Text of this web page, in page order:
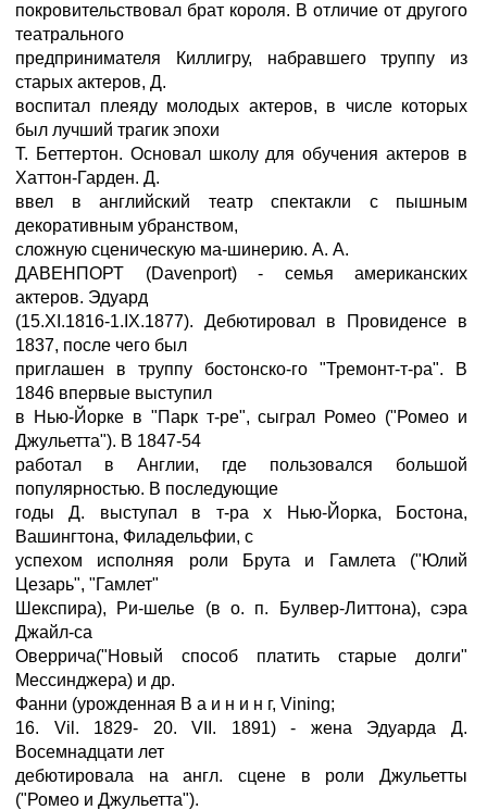
покровительствовал брат короля. В отличие от другого
театрального
предпринимателя Киллигру, набравшего труппу из
старых актеров, Д.
воспитал плеяду молодых актеров, в числе которых
был лучший трагик эпохи
Т. Беттертон. Основал школу для обучения актеров в
Хаттон-Гарден. Д.
ввел в английский театр спектакли с пышным
декоративным убранством,
сложную сценическую ма-шинерию. А. А.
ДАВЕНПОРТ (Davenport) - семья американских
актеров. Эдуард
(15.XI.1816-1.IX.1877). Дебютировал в Провиденсе в
1837, после чего был
приглашен в труппу бостонско-го "Тремонт-т-ра". В
1846 впервые выступил
в Нью-Йорке в "Парк т-ре", сыграл Ромео ("Ромео и
Джульетта"). В 1847-54
работал в Англии, где пользовался большой
популярностью. В последующие
годы Д. выступал в т-ра х Нью-Йорка, Бостона,
Вашингтона, Филадельфии, с
успехом исполняя роли Брута и Гамлета ("Юлий
Цезарь", "Гамлет"
Шекспира), Ри-шелье (в о. п. Булвер-Литтона), сэра
Джайл-са
Оверрича("Новый способ платить старые долги"
Мессинджера) и др.
Фанни (урожденная В а и н и н г, Vining;
16. Vil. 1829- 20. VII. 1891) - жена Эдуарда Д.
Восемнадцати лет
дебютировала на англ. сцене в роли Джульетты
("Ромео и Джульетта").